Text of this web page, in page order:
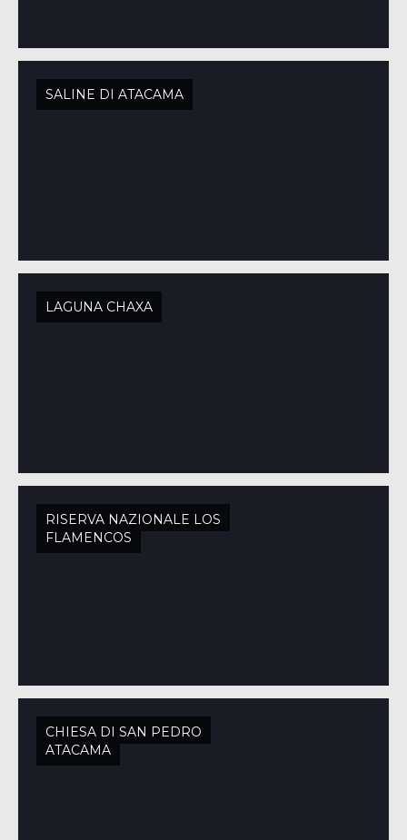
SALINE DI ATACAMA
LAGUNA CHAXA
RISERVA NAZIONALE LOS
FLAMENCOS
CHIESA DI SAN PEDRO
ATACAMA